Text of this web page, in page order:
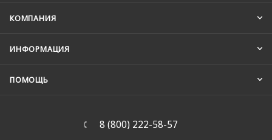
КОМПАНИЯ
ИНФОРМАЦИЯ
ПОМОЩЬ
8 (800) 222-58-57